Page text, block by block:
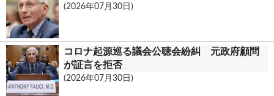
(2026年07月30日)
コロナ起源巡る議会公聴会紛糾 元政府顧問
が証言を拒否
(2026年07月30日)